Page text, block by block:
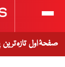
صفحۂ اول تازہ ترین